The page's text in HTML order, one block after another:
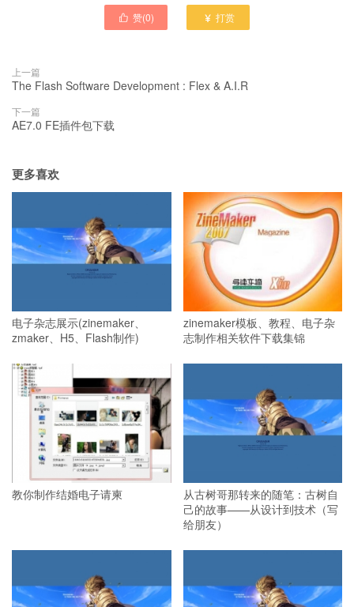
 赞(0)  打赏
上一篇
The Flash Software Development : Flex & A.I.R
下一篇
AE7.0 FE插件包下载
更多喜欢
电子杂志展示(zinemaker、
zmaker、H5、Flash制作)
zinemaker模板、教程、电子杂
志制作相关软件下载集锦
教你制作结婚电子请柬
从古树哥那转来的随笔：古树自
己的故事——从设计到技术（写
给朋友）